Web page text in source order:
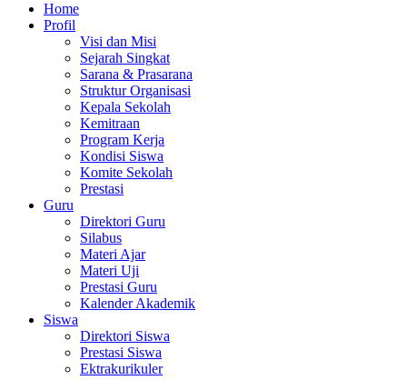
Home
Profil
Visi dan Misi
Sejarah Singkat
Sarana & Prasarana
Struktur Organisasi
Kepala Sekolah
Kemitraan
Program Kerja
Kondisi Siswa
Komite Sekolah
Prestasi
Guru
Direktori Guru
Silabus
Materi Ajar
Materi Uji
Prestasi Guru
Kalender Akademik
Siswa
Direktori Siswa
Prestasi Siswa
Ektrakurikuler